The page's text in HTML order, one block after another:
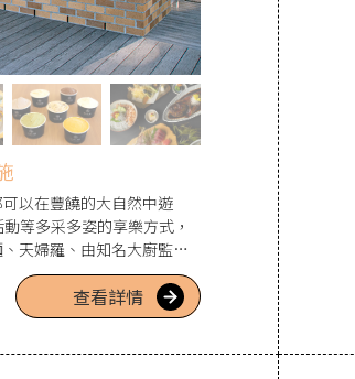
以在豐饒的大自然中遊
等多采多姿的享樂方式，
天婦羅、由知名大廚監製
菌熟成肉」牛排等也值得
，或是與愛犬共同體驗
吧。
查看詳情